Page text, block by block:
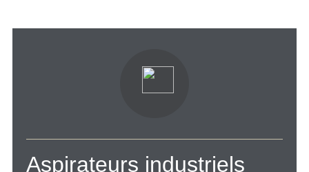
Aspirateurs industriels